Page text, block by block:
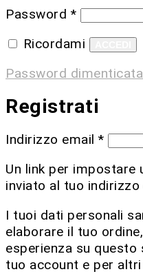
Password *
Ricordami
Password
Registrati
Indirizzo email *
Un link per impostare
inviato al tuo indirizzo
I tuoi dati personali
elaborare il tuo
esperienza su
tuo account e per